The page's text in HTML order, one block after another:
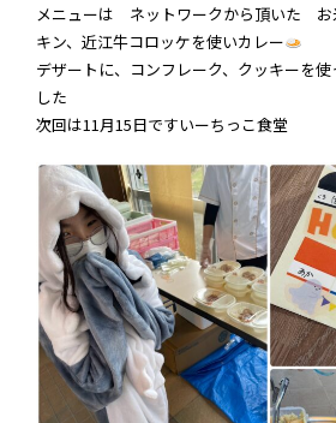
メニューは ネットワークから頂いた お
キン、近江牛コロッケを使いカレー
デザートに、コンフレーク、クッキーを
した
次回は11月15日ですいーちっこ食堂